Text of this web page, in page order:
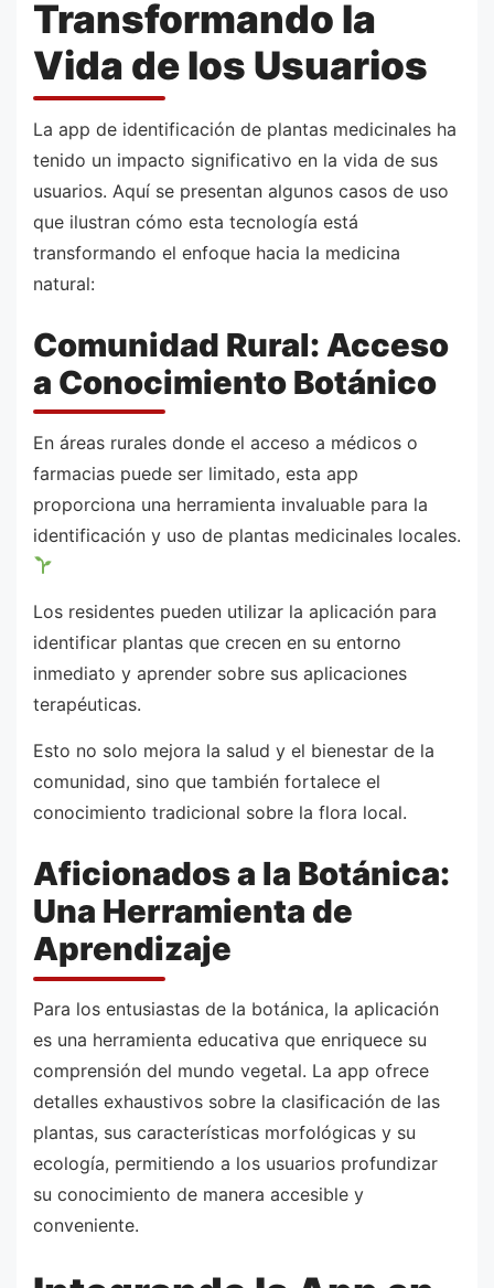
Transformando la
Vida de los Usuarios
La app de identificación de plantas medicinales ha
tenido un impacto significativo en la vida de sus
usuarios. Aquí se presentan algunos casos de uso
que ilustran cómo esta tecnología está
transformando el enfoque hacia la medicina
natural:
Comunidad Rural: Acceso
a Conocimiento Botánico
En áreas rurales donde el acceso a médicos o
farmacias puede ser limitado, esta app
proporciona una herramienta invaluable para la
identificación y uso de plantas medicinales locales.
Los residentes pueden utilizar la aplicación para
identificar plantas que crecen en su entorno
inmediato y aprender sobre sus aplicaciones
terapéuticas.
Esto no solo mejora la salud y el bienestar de la
comunidad, sino que también fortalece el
conocimiento tradicional sobre la flora local.
Aficionados a la Botánica:
Una Herramienta de
Aprendizaje
Para los entusiastas de la botánica, la aplicación
es una herramienta educativa que enriquece su
comprensión del mundo vegetal. La app ofrece
detalles exhaustivos sobre la clasificación de las
plantas, sus características morfológicas y su
ecología, permitiendo a los usuarios profundizar
su conocimiento de manera accesible y
conveniente.